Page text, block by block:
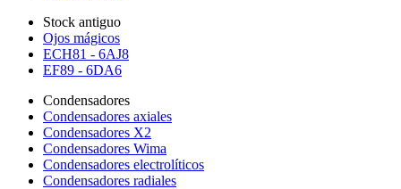
Stock antiguo
Ojos mágicos
ECH81 - 6AJ8
EF89 - 6DA6
Condensadores
Condensadores axiales
Condensadores X2
Condensadores Wima
Condensadores electrolíticos
Condensadores radiales